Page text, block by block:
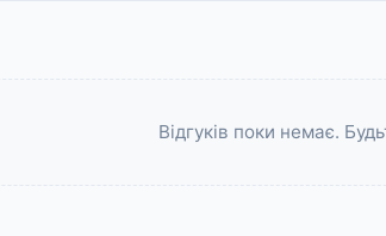
Відгуків поки немає.